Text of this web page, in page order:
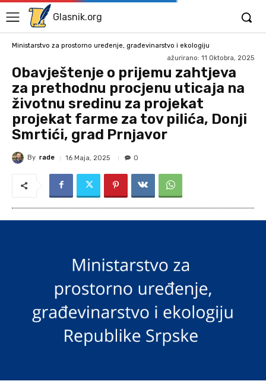
Glasnik.org
Ministarstvo za prostorno uređenje, građevinarstvo i ekologiju
ažurirano: 11 Oktobra, 2025
Obavještenje o prijemu zahtjeva
za prethodnu procjenu uticaja na
životnu sredinu za projekat
projekat farme za tov pilića, Donji
Smrtići, grad Prnjavor
By rade 16 Maja, 2025 0